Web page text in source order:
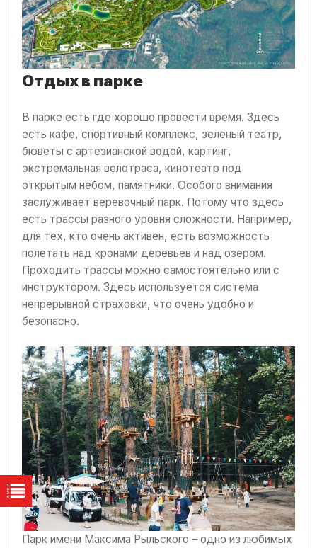
Отдых в парке
В парке есть где хорошо провести время. Здесь
есть кафе, спортивный комплекс, зеленый театр,
бюветы с артезианской водой, картинг,
экстремальная велотраса, кинотеатр под
открытым небом, памятники. Особого внимания
заслуживает веревочный парк. Потому что здесь
есть трассы разного уровня сложности. Например,
для тех, кто очень активен, есть возможность
полетать над кронами деревьев и над озером.
Проходить трассы можно самостоятельно или с
инструктором. Здесь используется система
непрерывной страховки, что очень удобно и
безопасно.
Парк имени Максима Рыльского – одно из любимых